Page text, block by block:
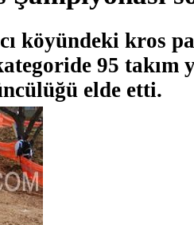
köyündeki kros
95 takım
elde etti.